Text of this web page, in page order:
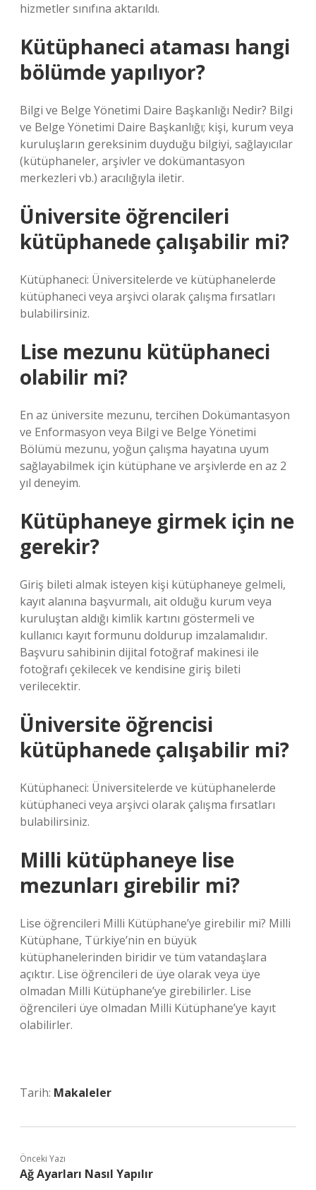
hizmetler sınıfına aktarıldı.
Kütüphaneci ataması hangi
bölümde yapılıyor?
Bilgi ve Belge Yönetimi Daire Başkanlığı Nedir? Bilgi
ve Belge Yönetimi Daire Başkanlığı; kişi, kurum veya
kuruluşların gereksinim duyduğu bilgiyi, sağlayıcılar
(kütüphaneler, arşivler ve dokümantasyon
merkezleri vb.) aracılığıyla iletir.
Üniversite öğrencileri
kütüphanede çalışabilir mi?
Kütüphaneci: Üniversitelerde ve kütüphanelerde
kütüphaneci veya arşivci olarak çalışma fırsatları
bulabilirsiniz.
Lise mezunu kütüphaneci
olabilir mi?
En az üniversite mezunu, tercihen Dokümantasyon
ve Enformasyon veya Bilgi ve Belge Yönetimi
Bölümü mezunu, yoğun çalışma hayatına uyum
sağlayabilmek için kütüphane ve arşivlerde en az 2
yıl deneyim.
Kütüphaneye girmek için ne
gerekir?
Giriş bileti almak isteyen kişi kütüphaneye gelmeli,
kayıt alanına başvurmalı, ait olduğu kurum veya
kuruluştan aldığı kimlik kartını göstermeli ve
kullanıcı kayıt formunu doldurup imzalamalıdır.
Başvuru sahibinin dijital fotoğraf makinesi ile
fotoğrafı çekilecek ve kendisine giriş bileti
verilecektir.
Üniversite öğrencisi
kütüphanede çalışabilir mi?
Kütüphaneci: Üniversitelerde ve kütüphanelerde
kütüphaneci veya arşivci olarak çalışma fırsatları
bulabilirsiniz.
Milli kütüphaneye lise
mezunları girebilir mi?
Lise öğrencileri Milli Kütüphane’ye girebilir mi? Milli
Kütüphane, Türkiye’nin en büyük
kütüphanelerinden biridir ve tüm vatandaşlara
açıktır. Lise öğrencileri de üye olarak veya üye
olmadan Milli Kütüphane’ye girebilirler. Lise
öğrencileri üye olmadan Milli Kütüphane’ye kayıt
olabilirler.
Tarih: Makaleler
Önceki Yazı
Ağ Ayarları Nasıl Yapılır